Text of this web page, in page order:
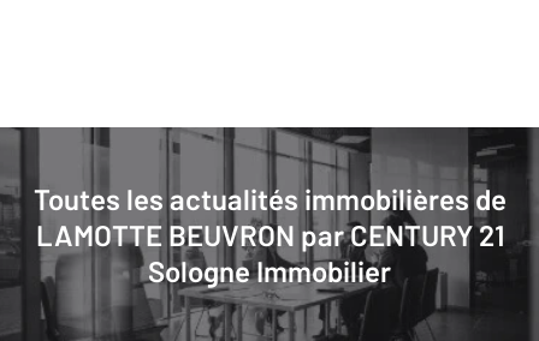
Toutes les actualités immobilières de
LAMOTTE BEUVRON parCENTURY 21
Sologne Immobilier
Actualités immobilières à LAMOTTE BEUVRON
Audit énergétique : Nouveauté 2025
Audit énergétique : Nouveauté 2025 Depuis le 1er janvier
2025, de nouvelles règles entrent en vigueur concernant le
Diagnostic de Performance Energétique (DPE). Ces